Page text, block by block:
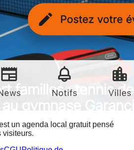
un agenda local gratuit pensé
visiteurs.